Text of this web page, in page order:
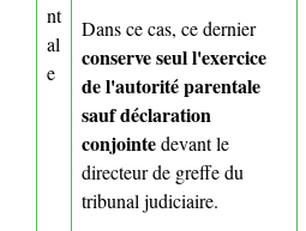
nt
al
e
Dans ce cas, ce dernier
conserve seul l'exercice
de l'autorité parentale
sauf déclaration
conjointedevant le
directeur de greffe du
tribunal judiciaire.